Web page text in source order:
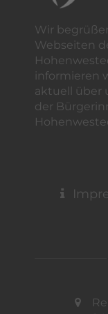
Wir
Webseiten
informieren
aktuell über
der